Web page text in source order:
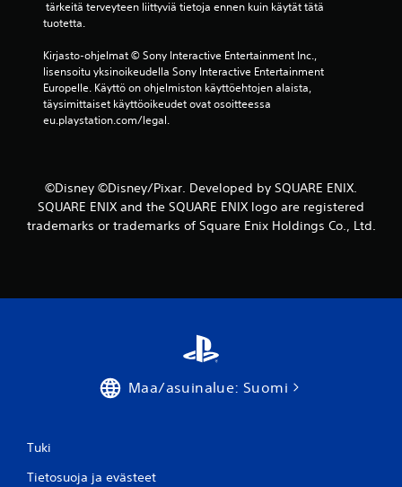
tuotetta.
Kirjasto-ohjelmat © Sony Interactive Entertainment Inc.,
lisensoitu yksinoikeudella Sony Interactive Entertainment
Europelle. Käyttö on ohjelmiston käyttöehtojen alaista,
täysimittaiset käyttöoikeudet ovat osoitteessa
eu.playstation.com/legal.
©Disney ©Disney/Pixar. Developed by SQUARE ENIX.
SQUARE ENIX and the SQUARE ENIX logo are registered
trademarks or trademarks of Square Enix Holdings Co., Ltd.
Maa/asuinalue: Suomi
Tuki
Tietosuoja ja evästeet